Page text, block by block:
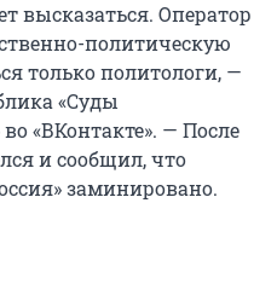
высказаться. Оператор
политическую
только политологи, —
«Суды
«ВКонтакте». — После
и сообщил, что
заминировано.